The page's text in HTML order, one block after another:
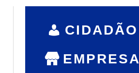
CIDADÃO
EMPRESA